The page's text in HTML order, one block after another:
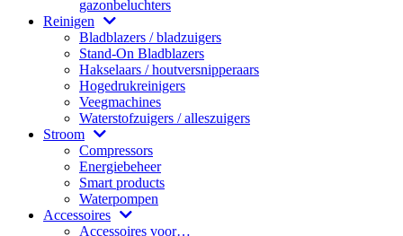
gazonbeluchters
Reinigen
Bladblazers / bladzuigers
Stand-On Bladblazers
Hakselaars / houtversnipperaars
Hogedrukreinigers
Veegmachines
Waterstofzuigers / alleszuigers
Stroom
Compressors
Energiebeheer
Smart products
Waterpompen
Accessoires
Accessoires voor…